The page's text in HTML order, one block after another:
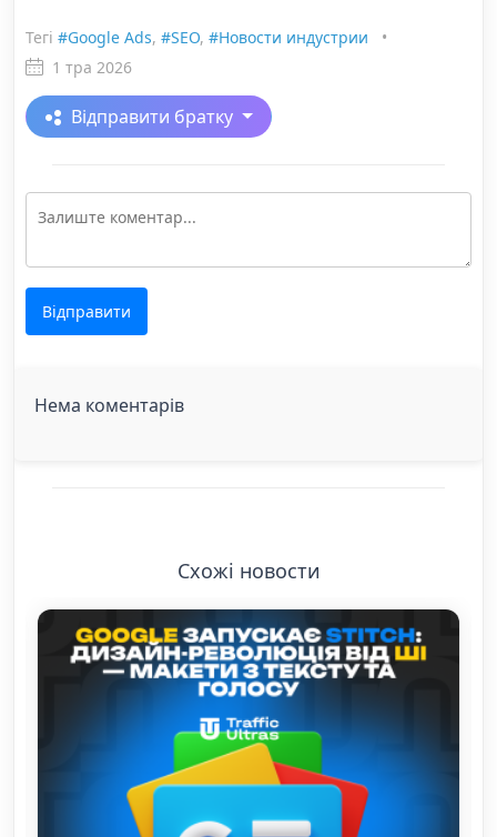
Тегі #Google Ads, #SEO, #Новости индустрии
•
1 тра 2026
Відправити братку
Відправити
Нема коментарів
Схожі новости